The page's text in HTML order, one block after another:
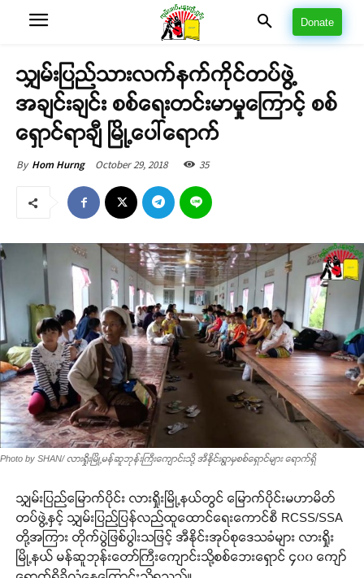
Donate
သျှမ်းပြည်သားလက်နက်ကိုင်တပ်ဖွဲ့
အချင်းချင်း စစ်ရေးတင်းမာမှုကြောင့် စစ်
ရှောင်ရာချီ မြို့ပေါ်ရောက်
By Hom Hurng October 29, 2018 35
Photo by SHAN/ လားရှိုးမြို့မန်ဆူဘုန်းကြီးကျောင်းသို့ အီနိုင်းရွာမှစစ်ရှောင်များ ရောက်ရှိ
သျှမ်းပြည်မြောက်ပိုင်း လားရှိုးမြို့နယ်တွင် မြောက်ပိုင်းမဟာမိတ်
တပ်ဖွဲ့နှင့် သျှမ်းပြည်ပြန်လည်ထူထောင်ရေးကောင်စီ RCSS/SSA
တို့အကြား တိုက်ပွဲဖြစ်ပွါးသဖြင့် အီနိုင်းအုပ်စုဒေသခံများ လားရှိုး
မြို့နယ် မန်ဆူဘုန်းတော်ကြီးကျောင်းသို့စစ်ဘေးရှောင် ၄၀၀ ကျော်